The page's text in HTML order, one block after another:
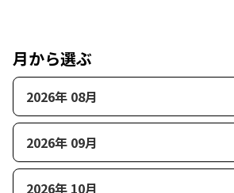
月から選ぶ
2026年 08月
2026年 09月
2026年 10月